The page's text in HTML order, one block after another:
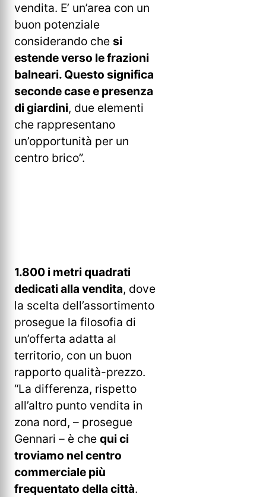
vendita. E’ un’area con un
buon potenziale
considerando che si
estende verso le frazioni
balneari. Questo significa
seconde case e presenza
di giardini, due elementi
che rappresentano
un’opportunità per un
centro brico”.
1.800 i metri quadrati
dedicati alla vendita, dove
la scelta dell’assortimento
prosegue la filosofia di
un’offerta adatta al
territorio, con un buon
rapporto qualità-prezzo.
“La differenza, rispetto
all’altro punto vendita in
zona nord, – prosegue
Gennari – è che qui ci
troviamo nel centro
commerciale più
frequentato della città.